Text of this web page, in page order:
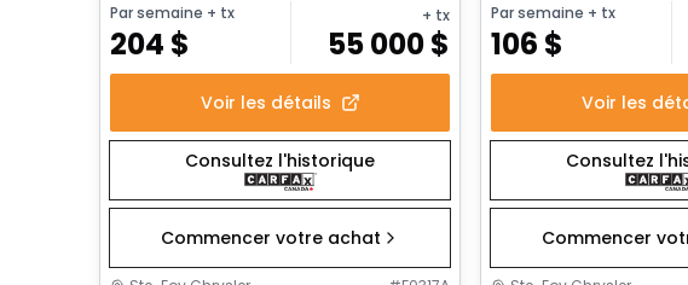
Par semaine + tx
204 $
+ tx
55 000$
Voir les détails
Consultez l'historique
Commencer votre achat
Par semaine + tx
106 $
Voir les
Consultez
Commencer